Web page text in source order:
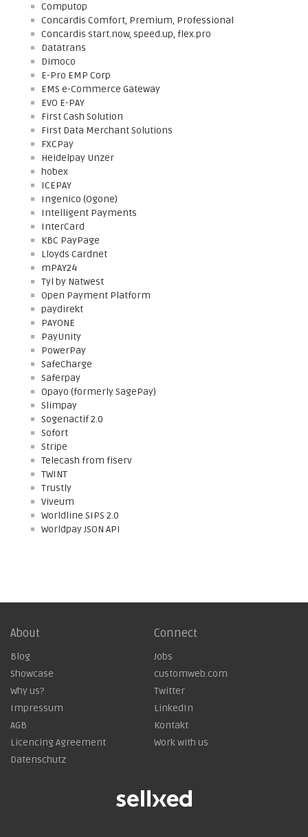
Computop
Concardis Comfort, Premium, Professional
Concardis start.now, speed.up, flex.pro
Datatrans
Dimoco
E-Pro EMP Corp
EMS e-Commerce Gateway
EVO E-PAY
First Cash Solution
First Data Merchant Solutions
FXCPay
Heidelpay Unzer
hobex
ICEPAY
Ingenico (Ogone)
Intelligent Payments
InterCard
KBC PayPage
Lloyds Cardnet
mPAY24
Tyl by Natwest
Open Payment Platform
paydirekt
PAYONE
PayUnity
PowerPay
SafeCharge
Saferpay
Opayo (formerly SagePay)
Slimpay
Sogenactif 2.0
Sofort
Stripe
Telecash from fiserv
TWINT
Trustly
Viveum
Worldline SIPS 2.0
Worldpay JSON API
About
Blog
Showcase
Why us?
Impressum
AGB
Licencing Agreement
Datenschutz
Connect
Jobs
customweb.com
Twitter
LinkedIn
Kontakt
Work with us